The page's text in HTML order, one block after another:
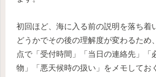
初回ほど、海に入る前の説明を落ち着
どうかでその後の理解度が変わるため
点で「受付時間」「当日の連絡先」「
物」「悪天候時の扱い」をメモしてお